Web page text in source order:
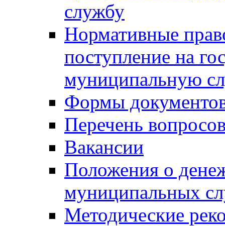
службу
Нормативные
поступление на
муниципальную
Формы
Перечень
Вакансии
Положения о
муниципальных
Методические